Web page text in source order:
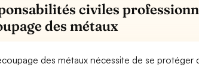
civiles
des métaux
des métaux nécessite de se protéger